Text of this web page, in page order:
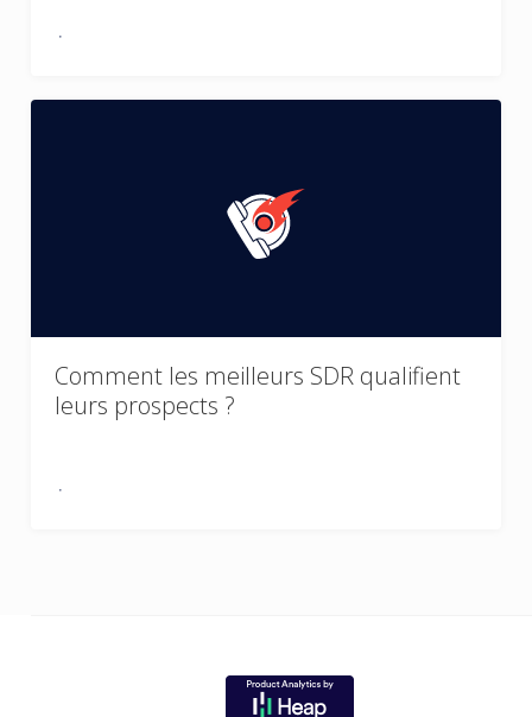
Comment les meilleurs SDR qualifient
leurs prospects ?